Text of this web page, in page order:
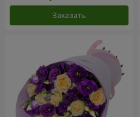
Заказать